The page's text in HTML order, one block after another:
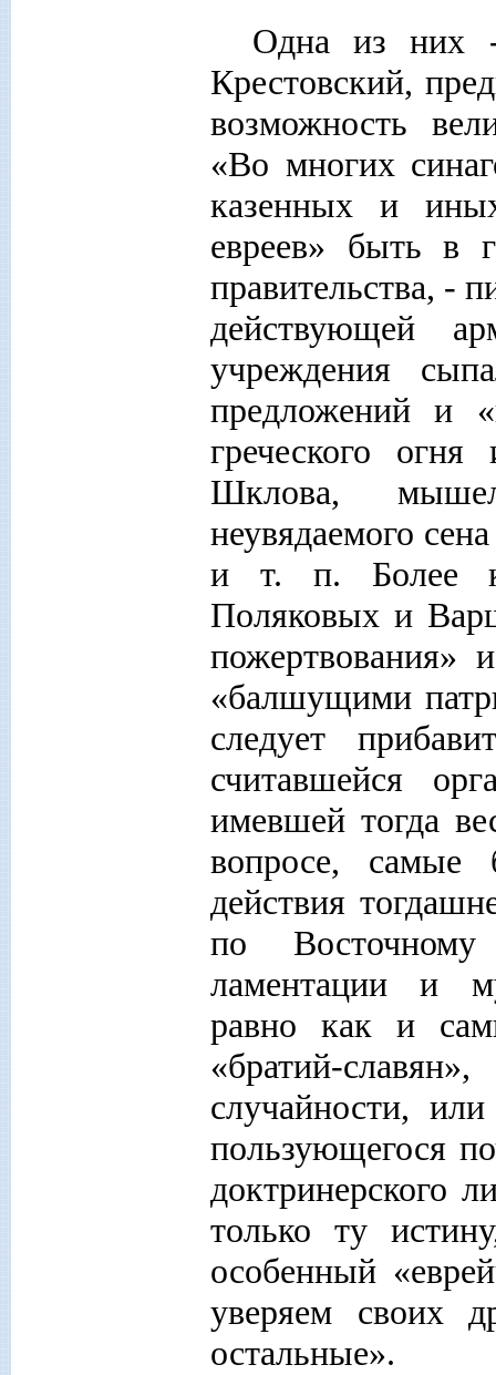
Одна из них -
Крестовский,
возможность
«Во многих
казенных и
евреев» быть в
правительства, -
действующей
учреждения
предложений и
греческого
Шклова,
неувядаемого
и т. п. Более
Поляковых и
пожертвования»
«балшущими
следует
считавшейся
имевшей тогда
вопросе, самые
действия
по Восточному
ламентации и
равно как и
«братий-
случайности,
пользующегося
доктринерского
только ту
особенный
уверяем своих
остальные».